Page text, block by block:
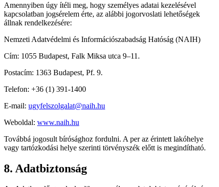
Amennyiben úgy ítéli meg, hogy személyes adatai kezelésével
kapcsolatban jogsérelem érte, az alábbi jogorvoslati lehetőségek
állnak rendelkezésére:
Nemzeti Adatvédelmi és Információszabadság Hatóság (NAIH)
Cím: 1055 Budapest, Falk Miksa utca 9–11.
Postacím: 1363 Budapest, Pf. 9.
Telefon: +36 (1) 391-1400
E-mail: ugyfelszolgalat@naih.hu
Weboldal: www.naih.hu
Továbbá jogosult bírósághoz fordulni. A per az érintett lakóhelye
vagy tartózkodási helye szerinti törvényszék előtt is megindítható.
8. Adatbiztonság